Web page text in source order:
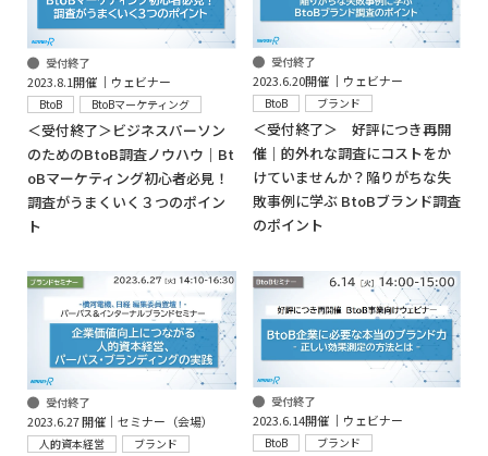
受付終了
2023.8.1開催 │ウェビナー
BtoB BtoBマーケティング
＜受付終了＞ビジネスパーソン
のためのBtoB調査ノウハウ｜Bt
oBマーケティング初心者必見！
調査がうまくいく３つのポイン
ト
受付終了
2023.6.20開催 │ウェビナー
BtoB ブランド
＜受付終了＞ 好評につき再開
催｜的外れな調査にコストをか
けていませんか？陥りがちな失
敗事例に学ぶ BtoBブランド調査
のポイント
受付終了
2023.6.27 開催｜セミナー（会場）
人的資本経営 ブランド
受付終了
2023.6.14開催 │ウェビナー
BtoB ブランド